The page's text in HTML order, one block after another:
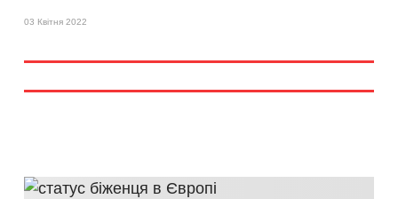
03 Квітня 2022